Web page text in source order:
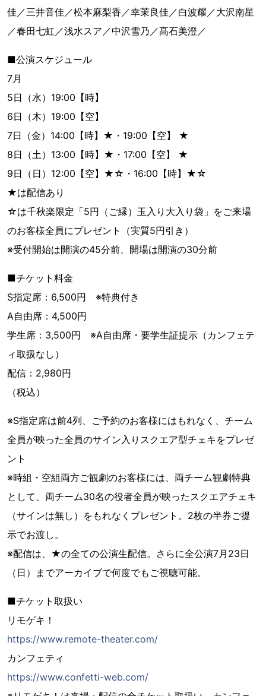
佳／三井音佳／松本麻梨香／幸茉良佳／白波耀／大沢南星
／春田七虹／浅水スア／中沢雪乃／髙石美澄／
■公演スケジュール
7月
5日（水）19:00【時】
6日（木）19:00【空】
7日（金）14:00【時】★・19:00【空】 ★
8日（土）13:00【時】★・17:00【空】 ★
9日（日）12:00【空】★☆・16:00【時】★☆
★は配信あり
☆は千秋楽限定「5円（ご縁）玉入り大入り袋」をご来場
のお客様全員にプレゼント（実質5円引き）
※受付開始は開演の45分前、開場は開演の30分前
■チケット料金
S指定席：6,500円 ※特典付き
A自由席：4,500円
学生席：3,500円 ※A自由席・要学生証提示（カンフェテ
ィ取扱なし）
配信：2,980円
（税込）
※S指定席は前4列、ご予約のお客様にはもれなく、チーム
全員が映った全員のサイン入りスクエア型チェキをプレゼ
ント
※時組・空組両方ご観劇のお客様には、両チーム観劇特典
として、両チーム30名の役者全員が映ったスクエアチェキ
（サインは無し）をもれなくプレゼント。2枚の半券ご提
示でお渡し。
※配信は、★の全ての公演生配信。さらに全公演7月23日
（日）までアーカイブで何度でもご視聴可能。
■チケット取扱い
リモゲキ！
https://www.remote-theater.com/
カンフェティ
https://www.confetti-web.com/